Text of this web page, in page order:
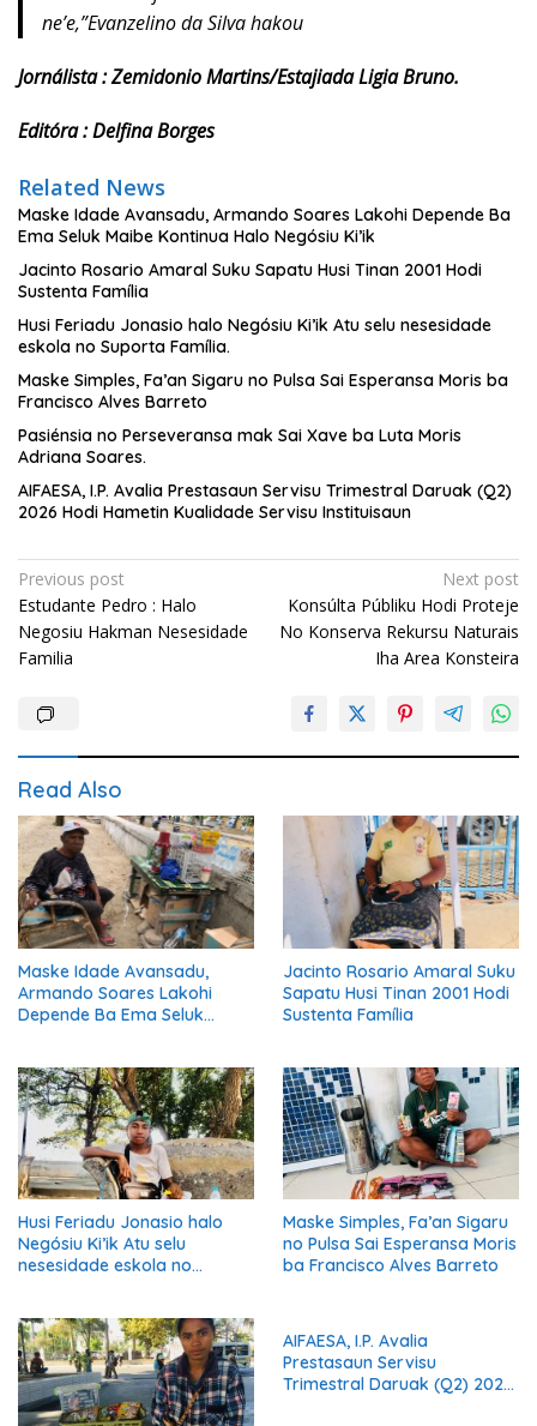
ne’e,”Evanzelino da Silva hakou
Jornálista : Zemidonio Martins/Estajiada Ligia Bruno.
Editóra : Delfina Borges
Related News
Maske Idade Avansadu, Armando Soares Lakohi Depende Ba
Ema Seluk Maibe Kontinua Halo Negósiu Ki’ik
Jacinto Rosario Amaral Suku Sapatu Husi Tinan 2001 Hodi
Sustenta Família
Husi Feriadu Jonasio halo Negósiu Ki’ik Atu selu nesesidade
eskola no Suporta Família.
Maske Simples, Fa’an Sigaru no Pulsa Sai Esperansa Moris ba
Francisco Alves Barreto
Pasiénsia no Perseveransa mak Sai Xave ba Luta Moris
Adriana Soares.
AIFAESA, I.P. Avalia Prestasaun Servisu Trimestral Daruak (Q2)
2026 Hodi Hametin Kualidade Servisu Instituisaun
Post
navigation
Previous post
Estudante Pedro : Halo
Negosiu Hakman Nesesidade
Familia
Next post
Konsúlta Públiku Hodi Proteje
No Konserva Rekursu Naturais
Iha Area Konsteira
Read Also
Maske Idade Avansadu,
Armando Soares Lakohi
Depende Ba Ema Seluk
Jacinto Rosario Amaral Suku
Sapatu Husi Tinan 2001 Hodi
Sustenta Família
Husi Feriadu Jonasio halo
Negósiu Ki’ik Atu selu
nesesidade eskola no
Maske Simples, Fa’an Sigaru
no Pulsa Sai Esperansa Moris
ba Francisco Alves Barreto
AIFAESA, I.P. Avalia
Prestasaun Servisu
Trimestral Daruak (Q2) 2026